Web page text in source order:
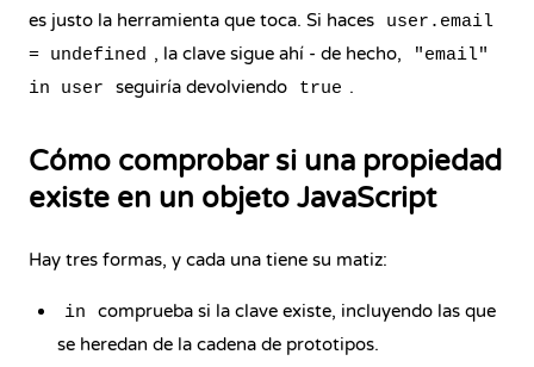
es justo la herramienta que toca. Si haces
user.email
= undefined , la clave sigue ahí - de hecho,
"email"
in user
seguiría devolviendo true .
Cómo comprobar si una propiedad
existe en un objeto JavaScript
Hay tres formas, y cada una tiene su matiz:
in
comprueba si la clave existe, incluyendo las que
se heredan de la cadena de prototipos.